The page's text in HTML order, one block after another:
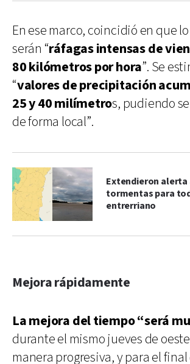
En ese marco, coincidió en que
serán “ráfagas intensas de
80 kilómetros por hora”. Se
“valores de precipitación
25 y 40 milímetros, pudiendo
de forma local”.
Extendieron
tormentas para
entrerriano
Mejora rápidamente
La mejora del tiempo “será
durante el mismo jueves de
manera progresiva, y para el